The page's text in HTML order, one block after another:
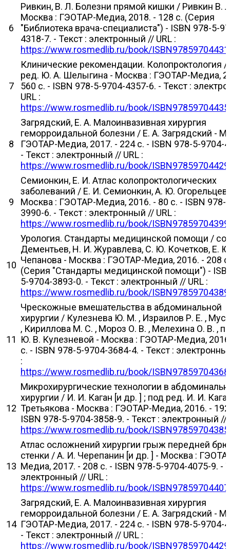
6
Ривкин, В. Л. Болезни прямой кишки / Ривкин В.
Москва : ГЭОТАР-Медиа, 2018. - 128 с. (Серия
"Библиотека врача-специалиста") - ISBN 978-5-
4318-7. - Текст : электронный // URL :
https://www.rosmedlib.ru/book/
7
Клинические рекомендации. Колопроктология /
ред. Ю. А. Шелыгина - Москва : ГЭОТАР-Медиа,
560 с. - ISBN 978-5-9704-4357-6. - Текст :
URL :
https://www.rosmedlib.ru/book/
8
Загрядский, Е. А. Малоинвазивная хирургия
геморроидальной болезни / Е. А. Загрядский -
ГЭОТАР-Медиа, 2017. - 224 с. - ISBN 978-5-9704-
- Текст : электронный // URL :
https://www.rosmedlib.ru/book/
9
Семионкин, Е. И. Атлас колопроктологических
заболеваний / Е. И. Семионкин, А. Ю. Огорельцев
Москва : ГЭОТАР-Медиа, 2016. - 80 с. - ISBN 978-
3990-6. - Текст : электронный // URL :
https://www.rosmedlib.ru/book/
10
Урология. Стандарты медицинской помощи /
Дементьев, Н. И. Журавлева, С. Ю. Кочетков, Е.
Чепанова - Москва : ГЭОТАР-Медиа, 2016. - 208
(Серия "Стандарты медицинской помощи") -
5-9704-3893-0. - Текст : электронный // URL :
https://www.rosmedlib.ru/book/
11
Чрескожные вмешательства в абдоминальной
хирургии / Кулезнева Ю. М. , Израилов Р. Е. ,
, Кириллова М. С. , Мороз О. В. , Мелехина О. В. ,
Ю. В. Кулезневой - Москва : ГЭОТАР-Медиа,
с. - ISBN 978-5-9704-3684-4. - Текст :
:
https://www.rosmedlib.ru/book/
12
Микрохирургические технологии в
хирургии / И. И. Каган [и др. ] ; под ред. И. И.
Третьякова - Москва : ГЭОТАР-Медиа, 2016. -
ISBN 978-5-9704-3858-9. - Текст : электронный //
https://www.rosmedlib.ru/book/
13
Атлас осложнений хирургии грыж передней
стенки / А. И. Черепанин [и др. ] - Москва :
Медиа, 2017. - 208 с. - ISBN 978-5-9704-4075-9. -
электронный // URL :
https://www.rosmedlib.ru/book/
14
Загрядский, Е. А. Малоинвазивная хирургия
геморроидальной болезни / Е. А. Загрядский -
ГЭОТАР-Медиа, 2017. - 224 с. - ISBN 978-5-9704-
- Текст : электронный // URL :
https://www.rosmedlib.ru/book/